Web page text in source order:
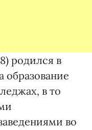
родился в
образование
в то
во